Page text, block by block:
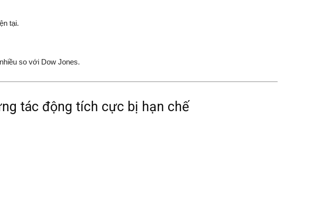
tại.
so với Dow Jones.
tác động tích cực bị hạn chế